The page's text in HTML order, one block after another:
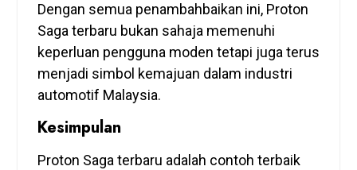
Dengan semua penambahbaikan ini, Proton
Saga terbaru bukan sahaja memenuhi
keperluan pengguna moden tetapi juga terus
menjadi simbol kemajuan dalam industri
automotif Malaysia.
Kesimpulan
Proton Saga terbaru adalah contoh terbaik